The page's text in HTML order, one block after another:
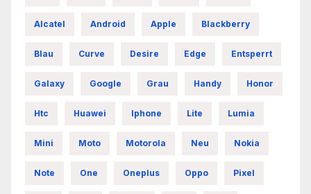
Alcatel Android Apple Blackberry
Blau Curve Desire Edge Entsperrt
Galaxy Google Grau Handy Honor
Htc Huawei Iphone Lite Lumia
Mini Moto Motorola Neu Nokia
Note One Oneplus Oppo Pixel